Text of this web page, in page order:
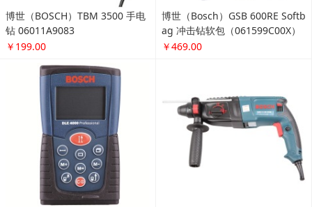
博世（BOSCH）TBM 3500 手电
钻 06011A9083
￥199.00
博世（Bosch）GSB 600RE Softb
ag 冲击钻软包（061599C00X）
￥469.00